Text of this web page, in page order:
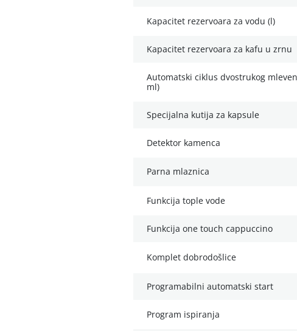
kapacitet rezervoara za vodu (l)
kapacitet rezervoara za kafu u zrnu
automatski ciklus dvostrukog mlevenja za dugu kafu (220
ml)
specijalna kutija za kapsule
detektor kamenca
parna mlaznica
funkcija tople vode
funkcija one touch cappuccino
komplet dobrodošlice
programabilni automatski start
program ispiranja